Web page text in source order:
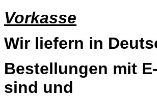
Vorkasse
Wir liefern in
Bestellungen mit
sind und